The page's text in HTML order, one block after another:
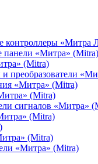
контроллеры «Митра
«Митра» (Mitra)
(Mitra)
преобразователи
«Митра» (Mitra)
(Mitra)
сигналов «Митра»
(Mitra)
(Mitra)
«Митра» (Mitra)